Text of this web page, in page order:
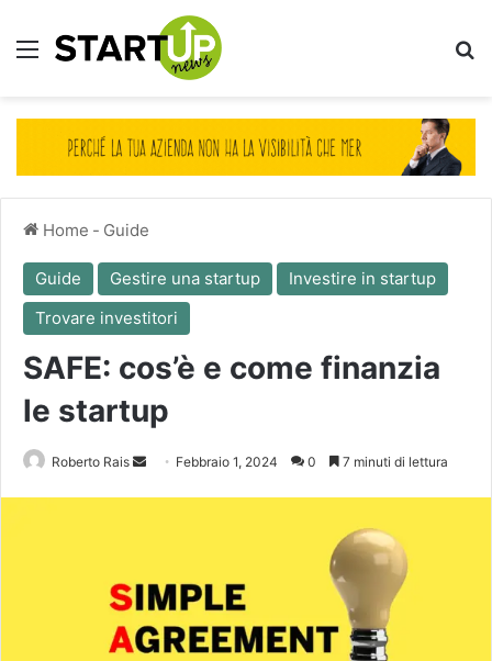
Menu
Home - Guide
Guide Gestire una startup
Investire in startup
Trovare investitori
SAFE: cos’è e come finanzia
le startup
Roberto Rais
Invia Febbraio 1, 2024 0 7 minuti di lettura